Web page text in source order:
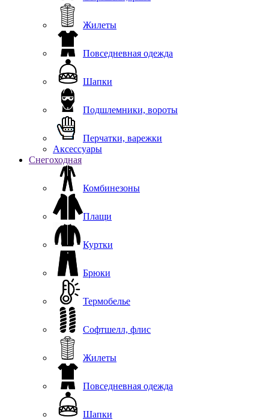
Жилеты
Повседневная одежда
Шапки
Подшлемники, вороты
Перчатки, варежки
Аксессуары
Снегоходная
Комбинезоны
Плащи
Куртки
Брюки
Термобелье
Софтшелл, флис
Жилеты
Повседневная одежда
Шапки